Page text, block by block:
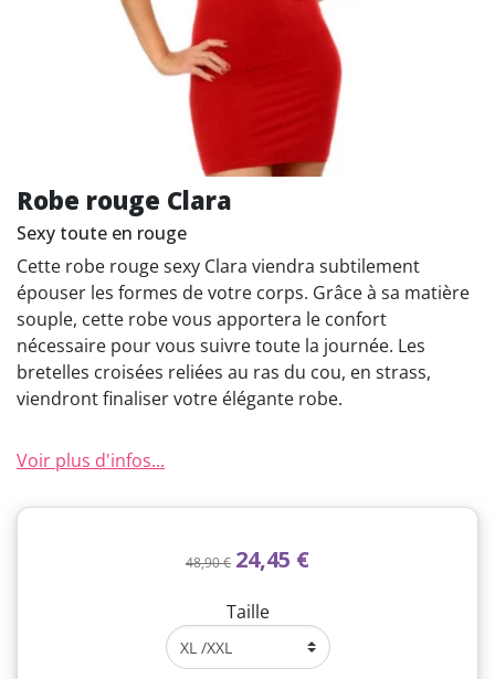
Robe rouge Clara
Sexy toute en rouge
Cette robe rouge sexy Clara viendra subtilement
épouser les formes de votre corps. Grâce à sa matière
souple, cette robe vous apportera le confort
nécessaire pour vous suivre toute la journée. Les
bretelles croisées reliées au ras du cou, en strass,
viendront finaliser votre élégante robe.
Voir plus d'infos...
48,90 € 24,45 €
Taille